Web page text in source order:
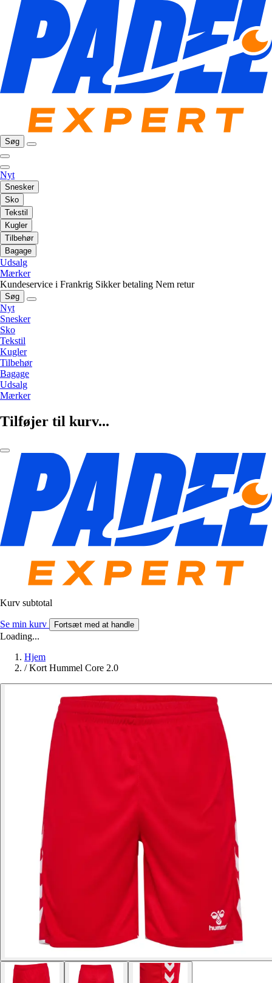
Søg
Nyt
Snesker
Sko
Tekstil
Kugler
Tilbehør
Bagage
Udsalg
Mærker
Kundeservice i Frankrig Sikker betaling Nem retur
Søg
Nyt
Snesker
Sko
Tekstil
Kugler
Tilbehør
Bagage
Udsalg
Mærker
Tilføjer til kurv...
Kurv subtotal
Se min kurv Fortsæt med at handle
Loading...
Hjem
/ Kort Hummel Core 2.0